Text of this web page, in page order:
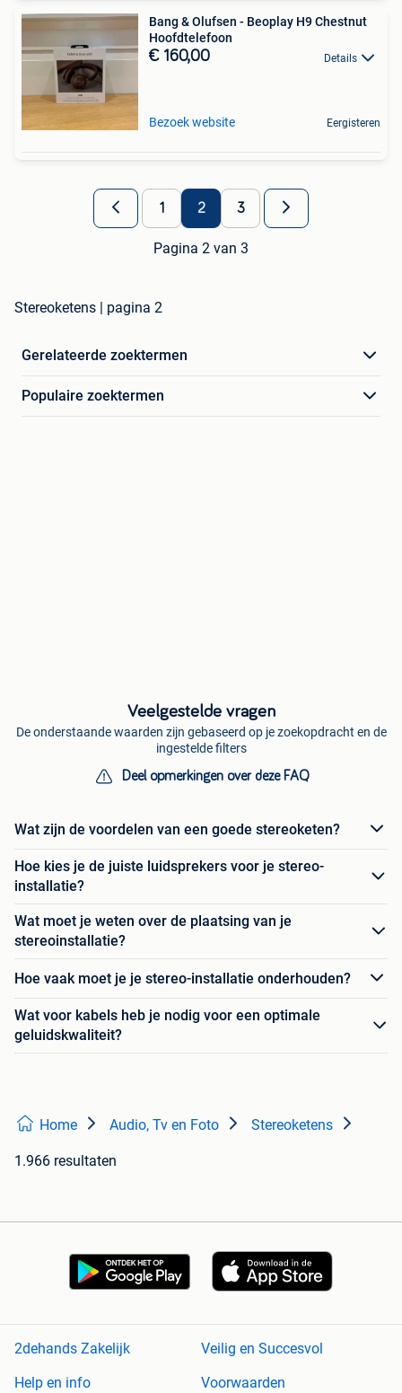
Bang & Olufsen - Beoplay H9 Chestnut
Hoofdtelefoon
€ 160,00 Details
Bezoek website Eergisteren
1 2 3
Pagina 2 van 3
Stereoketens | pagina 2
Gerelateerde zoektermen
Populaire zoektermen
Veelgestelde vragen
De onderstaande waarden zijn gebaseerd op je zoekopdracht en de
ingestelde filters
Deel opmerkingen over deze FAQ
Wat zijn de voordelen van een goede stereoketen?
Hoe kies je de juiste luidsprekers voor je stereo-
installatie?
Wat moet je weten over de plaatsing van je
stereoinstallatie?
Hoe vaak moet je je stereo-installatie onderhouden?
Wat voor kabels heb je nodig voor een optimale
geluidskwaliteit?
Home Audio, Tv en Foto Stereoketens
1.966 resultaten
2dehands Zakelijk
Veilig en Succesvol
Help en info
Voorwaarden